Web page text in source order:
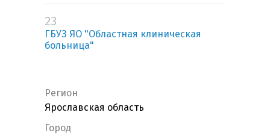
23
ГБУЗ ЯО "Областная клиническая
больница"
Регион
Ярославская область
Город